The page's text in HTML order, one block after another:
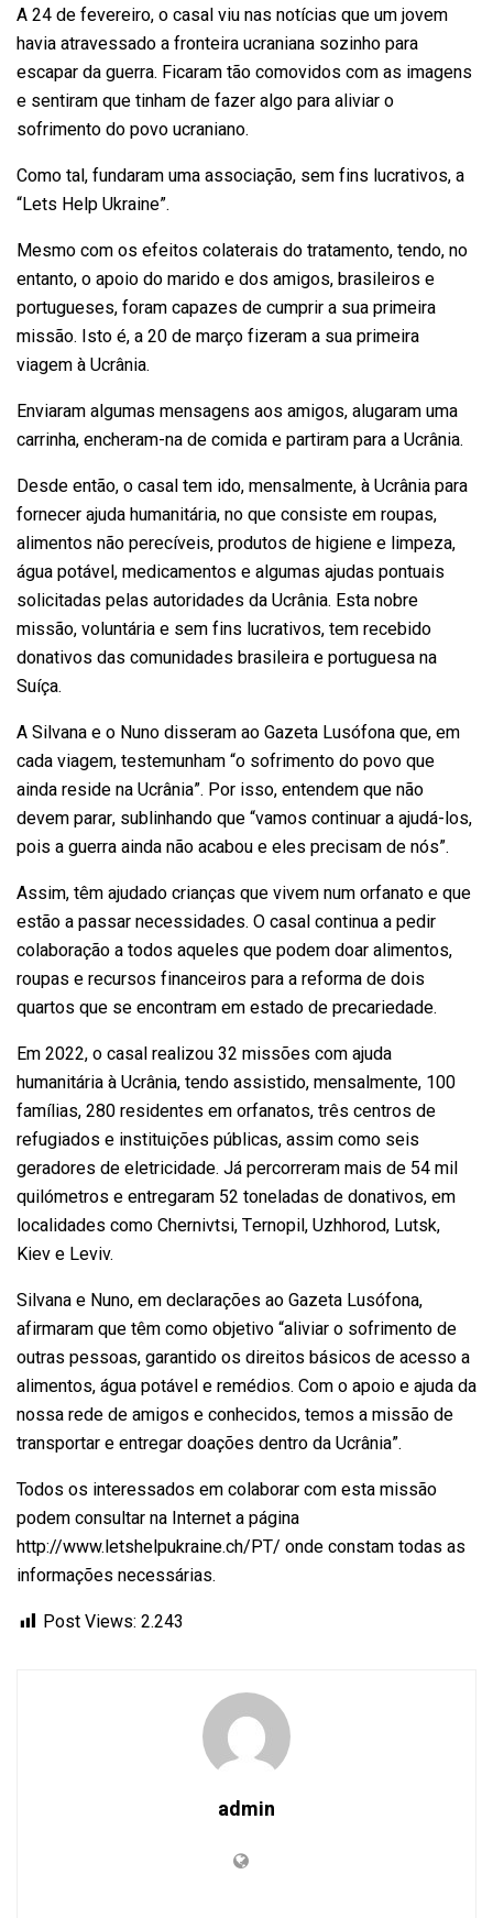
A 24 de fevereiro, o casal viu nas notícias que um jovem
havia atravessado a fronteira ucraniana sozinho para
escapar da guerra. Ficaram tão comovidos com as imagens
e sentiram que tinham de fazer algo para aliviar o
sofrimento do povo ucraniano.
Como tal, fundaram uma associação, sem fins lucrativos, a
“Lets Help Ukraine”.
Mesmo com os efeitos colaterais do tratamento, tendo, no
entanto, o apoio do marido e dos amigos, brasileiros e
portugueses, foram capazes de cumprir a sua primeira
missão. Isto é, a 20 de março fizeram a sua primeira
viagem à Ucrânia.
Enviaram algumas mensagens aos amigos, alugaram uma
carrinha, encheram-na de comida e partiram para a Ucrânia.
Desde então, o casal tem ido, mensalmente, à Ucrânia para
fornecer ajuda humanitária, no que consiste em roupas,
alimentos não perecíveis, produtos de higiene e limpeza,
água potável, medicamentos e algumas ajudas pontuais
solicitadas pelas autoridades da Ucrânia. Esta nobre
missão, voluntária e sem fins lucrativos, tem recebido
donativos das comunidades brasileira e portuguesa na
Suíça.
A Silvana e o Nuno disseram ao Gazeta Lusófona que, em
cada viagem, testemunham “o sofrimento do povo que
ainda reside na Ucrânia”. Por isso, entendem que não
devem parar, sublinhando que “vamos continuar a ajudá-los,
pois a guerra ainda não acabou e eles precisam de nós”.
Assim, têm ajudado crianças que vivem num orfanato e que
estão a passar necessidades. O casal continua a pedir
colaboração a todos aqueles que podem doar alimentos,
roupas e recursos financeiros para a reforma de dois
quartos que se encontram em estado de precariedade.
Em 2022, o casal realizou 32 missões com ajuda
humanitária à Ucrânia, tendo assistido, mensalmente, 100
famílias, 280 residentes em orfanatos, três centros de
refugiados e instituições públicas, assim como seis
geradores de eletricidade. Já percorreram mais de 54 mil
quilómetros e entregaram 52 toneladas de donativos, em
localidades como Chernivtsi, Ternopil, Uzhhorod, Lutsk,
Kiev e Leviv.
Silvana e Nuno, em declarações ao Gazeta Lusófona,
afirmaram que têm como objetivo “aliviar o sofrimento de
outras pessoas, garantido os direitos básicos de acesso a
alimentos, água potável e remédios. Com o apoio e ajuda da
nossa rede de amigos e conhecidos, temos a missão de
transportar e entregar doações dentro da Ucrânia”.
Todos os interessados em colaborar com esta missão
podem consultar na Internet a página
http://www.letshelpukraine.ch/PT/ onde constam todas as
informações necessárias.
Post Views: 2.243
admin